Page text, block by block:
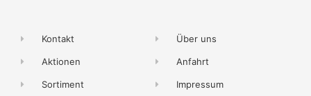
Kontakt
Aktionen
Sortiment
Über uns
Anfahrt
Impressum